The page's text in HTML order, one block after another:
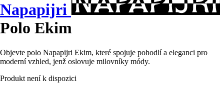
Napapijri
Polo Ekim
Objevte polo Napapijri Ekim, které spojuje pohodlí a eleganci pro
moderní vzhled, jenž oslovuje milovníky módy.
Produkt není k dispozici